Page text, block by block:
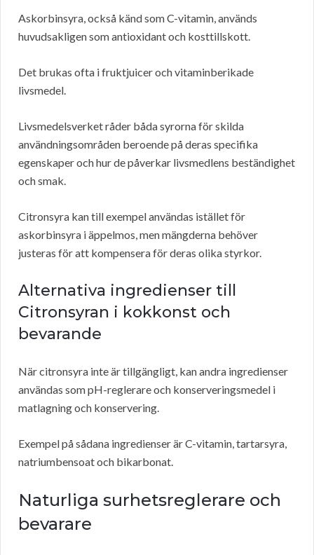
Askorbinsyra, också känd som C-vitamin, används
huvudsakligen som antioxidant och kosttillskott.
Det brukas ofta i fruktjuicer och vitaminberikade
livsmedel.
Livsmedelsverket råder båda syrorna för skilda
användningsområden beroende på deras specifika
egenskaper och hur de påverkar livsmedlens beständighet
och smak.
Citronsyra kan till exempel användas istället för
askorbinsyra i äppelmos, men mängderna behöver
justeras för att kompensera för deras olika styrkor.
Alternativa ingredienser till
Citronsyran i kokkonst och
bevarande
När citronsyra inte är tillgängligt, kan andra ingredienser
användas som pH-reglerare och konserveringsmedel i
matlagning och konservering.
Exempel på sådana ingredienser är C-vitamin, tartarsyra,
natriumbensoat och bikarbonat.
Naturliga surhetsreglerare och
bevarare